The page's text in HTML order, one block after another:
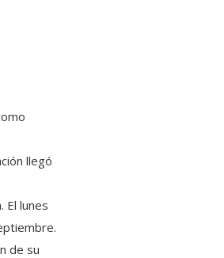
llegó
El lunes
de su